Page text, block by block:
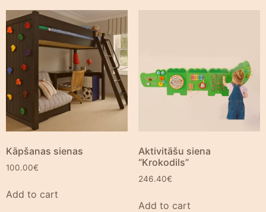
Kāpšanas sienas
100.00€
Add to cart
Aktivitāšu siena
“Krokodils”
246.40€
Add to cart